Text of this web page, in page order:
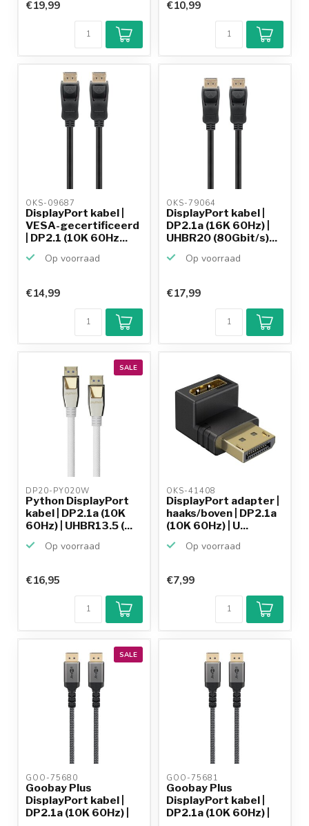
€19,99 €10,99
OKS-09687
DisplayPort kabel |
VESA-gecertificeerd
| DP2.1 (10K 60Hz...
Op voorraad
€14,99
OKS-79064
DisplayPort kabel |
DP2.1a (16K 60Hz) |
UHBR20 (80Gbit/s)...
Op voorraad
€17,99
SALE
DP20-PY020W
Python DisplayPort
kabel | DP2.1a (10K
60Hz) | UHBR13.5 (...
Op voorraad
€16,95
OKS-41408
DisplayPort adapter |
haaks/boven | DP2.1a
(10K 60Hz) | U...
Op voorraad
€7,99
SALE
GOO-75680
Goobay Plus
DisplayPort kabel |
DP2.1a (10K 60Hz) |
GOO-75681
Goobay Plus
DisplayPort kabel |
DP2.1a (10K 60Hz) |